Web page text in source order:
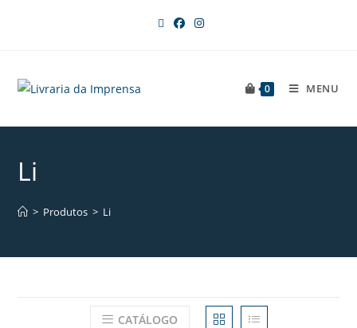
0 MENU
Li
> Produtos > Li
CATÁLOGO